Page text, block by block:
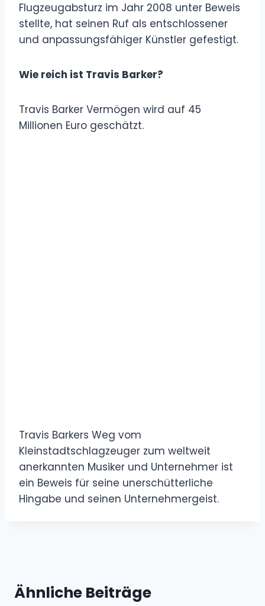
Flugzeugabsturz im Jahr 2008 unter Beweis
stellte, hat seinen Ruf als entschlossener
und anpassungsfähiger Künstler gefestigt.
Wie reich ist Travis Barker?
Travis Barker Vermögen wird auf 45
Millionen Euro geschätzt.
Travis Barkers Weg vom
Kleinstadtschlagzeuger zum weltweit
anerkannten Musiker und Unternehmer ist
ein Beweis für seine unerschütterliche
Hingabe und seinen Unternehmergeist.
Ähnliche Beiträge